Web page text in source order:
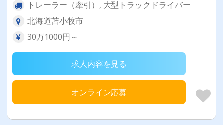
トレーラー（牽引）, 大型トラックドライバー
北海道苫小牧市
30万1000円～
求人内容を見る
オンライン応募